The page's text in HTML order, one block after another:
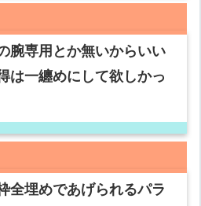
腕専用とか無いからいい
は一纏めにして欲しかっ
全埋めであげられるパラ